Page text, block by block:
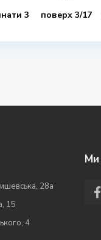
3 поверх 3/17
28а
15
4
Ми